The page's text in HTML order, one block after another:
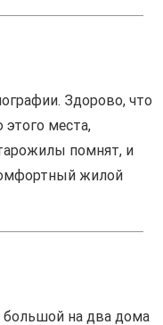
Здорово, что
этого места,
помнят, и
жилой
большой на два дома